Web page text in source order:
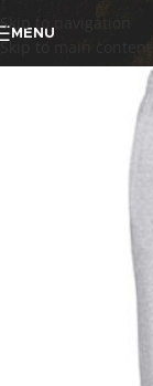
Skip to navigation
Skip to main content
MENU